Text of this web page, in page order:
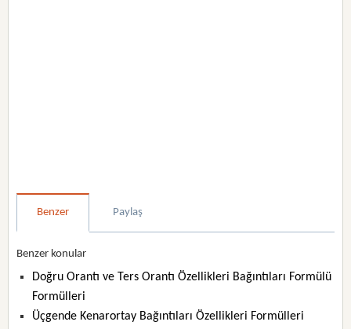
Benzer Paylaş
Benzer konular
Doğru Orantı ve Ters Orantı Özellikleri Bağıntıları Formülü
Formülleri
Üçgende Kenarortay Bağıntıları Özellikleri Formülleri